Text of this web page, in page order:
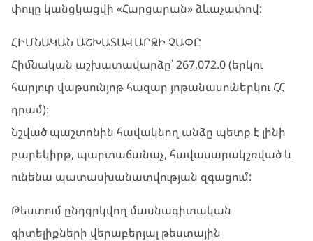
փուլը կանցկացվի «Հարցարան» ձևաչափով:
ՀԻՄՆԱԿԱՆ ԱՇԽԱՏԱՎԱՐՁԻ ՉԱՓԸ
Հիմնական աշխատավարձը՝ 267,072.0 (երկու
հարյուր վաթսունյոթ հազար յոթանասուներկու ՀՀ
դրամ)։
Նշված պաշտոնին հավակնող անձը պետք է լինի
բարեկիրթ, պարտաճանաչ, հավասարակշռված և
ունենա պատասխանատվության զգացում:
Թեստում ընդգրկվող մասնագիտական
գիտելիքների վերաբերյալ թեստային